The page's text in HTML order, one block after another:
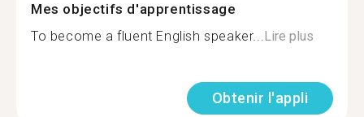
Mes objectifs d'apprentissage
To become a fluent English speaker...Lire plus
Obtenir l'appli